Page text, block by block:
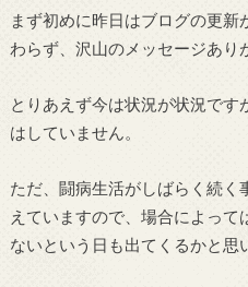
まず初めに昨日はブログの更
わらず、沢山のメッセージあり
とりあえず今は状況が状況で
はしていません。
ただ、闘病生活がしばらく続
えていますので、場合によっ
ないという日も出てくるかと思